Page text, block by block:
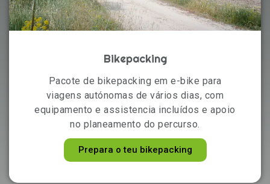
Bikepacking
Pacote de bikepacking em e-bike para
viagens autónomas de vários dias, com
equipamento e assistencia incluídos e apoio
no planeamento do percurso.
Prepara o teu bikepacking